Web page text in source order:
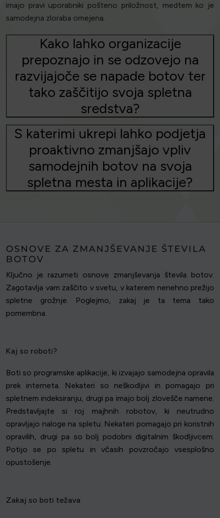
imajo pravi uporabniki pošteno priložnost, medtem ko je
samodejna zloraba omejena.
Kako lahko organizacije
prepoznajo in se odzovejo na
razvijajoče se napade botov ter
tako zaščitijo svoja spletna
sredstva?
S katerimi ukrepi lahko podjetja
proaktivno zmanjšajo vpliv
samodejnih botov na svoja
spletna mesta in aplikacije?
OSNOVE ZA ZMANJŠEVANJE ŠTEVILA
BOTOV
Ključno je razumeti osnove zmanjševanja števila botov.
Zagotavlja vam zaščito v svetu, v katerem nenehno prežijo
spletne grožnje. Poglejmo, zakaj je ta tema tako
pomembna.
Kaj so roboti?
Boti so programske aplikacije, ki izvajajo samodejna opravila
prek interneta. Nekateri so neškodljivi in pomagajo pri
spletnem indeksiranju, drugi pa imajo bolj zlovešče namene.
Predstavljajte si roj majhnih robotov, ki neutrudno
opravljajo naloge na spletu. Nekateri pomagajo pri koristnih
opravilih, drugi pa so bolj podobni digitalnim škodljivcem.
Potijo se po spletu in včasih povzročajo vsesplošno
opustošenje.
Zakaj so boti težava